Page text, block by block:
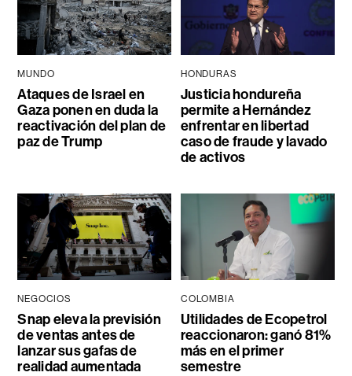
MUNDO
Ataques de Israel en
Gaza ponen en duda la
reactivación del plan de
paz de Trump
HONDURAS
Justicia hondureña
permite a Hernández
enfrentar en libertad
caso de fraude y lavado
de activos
NEGOCIOS
Snap eleva la previsión
de ventas antes de
lanzar sus gafas de
realidad aumentada
COLOMBIA
Utilidades de Ecopetrol
reaccionaron: ganó 81%
más en el primer
semestre